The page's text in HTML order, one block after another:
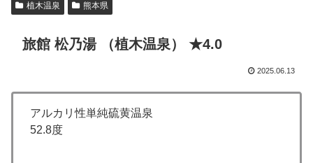
植木温泉 熊本県
旅館 松乃湯 （植木温泉） ★4.0
2025.06.13
アルカリ性単純硫黄温泉
52.8度